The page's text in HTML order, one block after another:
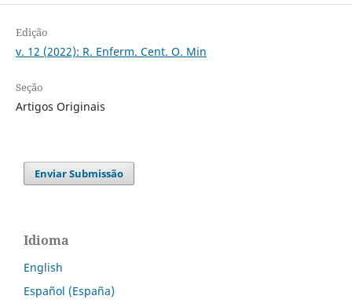
Edição
v. 12 (2022): R. Enferm. Cent. O. Min
Seção
Artigos Originais
Enviar Submissão
Idioma
English
Español (España)